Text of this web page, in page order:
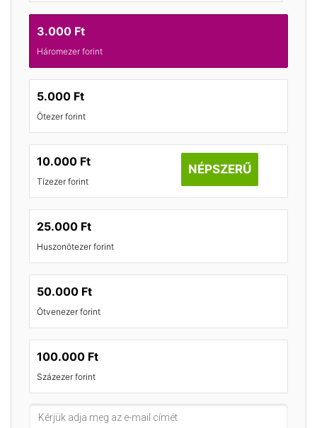
3.000 Ft
Háromezer forint
5.000 Ft
Ötezer forint
NÉPSZERŰ
10.000 Ft
Tízezer forint
25.000 Ft
Huszonötezer forint
50.000 Ft
Ötvenezer forint
100.000 Ft
Százezer forint